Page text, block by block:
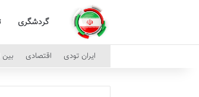
گردشگری
ایران تودی اقتصادی بین